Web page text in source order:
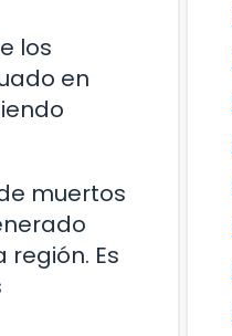
los
en
muertos
Es